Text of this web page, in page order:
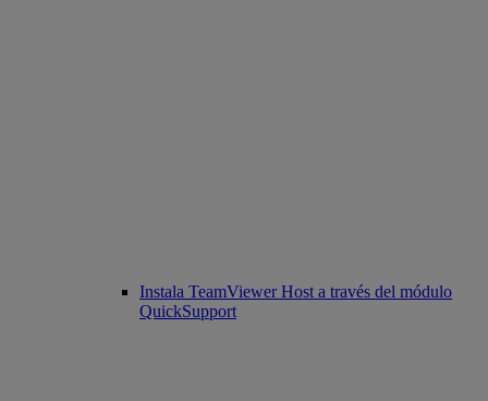
Instala TeamViewer Host a través del módulo
QuickSupport